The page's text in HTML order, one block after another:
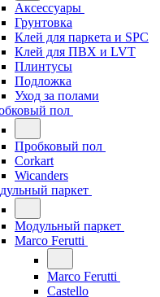
Аксессуары
Грунтовка
Клей для паркета и SPC
Клей для ПВХ и LVT
Плинтусы
Подложка
Уход за полами
пол
Пробковый пол
Corkart
Wicanders
паркет
Модульный паркет
Marco Ferutti
Marco Ferutti
Castello